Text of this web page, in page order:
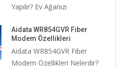
Yapılır? Ev Ağanızı
Aidata WR854GVR Fiber
Modem Özellikleri
Aidata WR854GVR Fiber
Modem Özellikleri Nelerdir?